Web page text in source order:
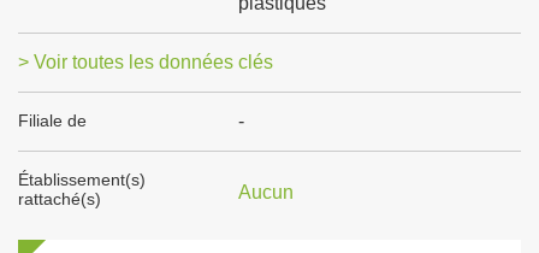
> Voir toutes les données clés
Filiale de -
Établissement(s)
rattaché(s)
Aucun